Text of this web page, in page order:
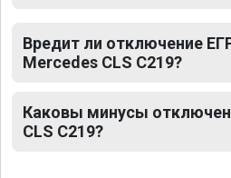
Вредит ли отключение
Mercedes CLS C219?
Каковы минусы
CLS C219?